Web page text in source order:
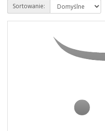
Sortowanie: